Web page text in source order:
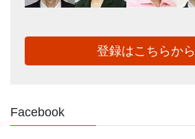
登録はこちらから
Facebook